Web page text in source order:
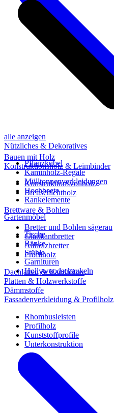
alle anzeigen
Nützliches & Dekoratives
Pflanzkübel
Kaminholz-Regale
Mülltonnenverkleidungen
Hochbeete
Rankelemente
Gartenmöbel
Tische
Bänke
Stühle
Garnituren
Hollywoodschaukeln
Bauen mit Holz
Konstruktionsholz & Leimbinder
Konstruktionsvollholz
Brettschichtholz
Brettware & Bohlen
Bretter und Bohlen sägerau
Glattkantbretter
Altholzbretter
Profilholz
Dachlatten & Kanthölzer
Platten & Holzwerkstoffe
Dämmstoffe
Fassadenverkleidung & Profilholz
Rhombusleisten
Profilholz
Kunststoffprofile
Unterkonstruktion